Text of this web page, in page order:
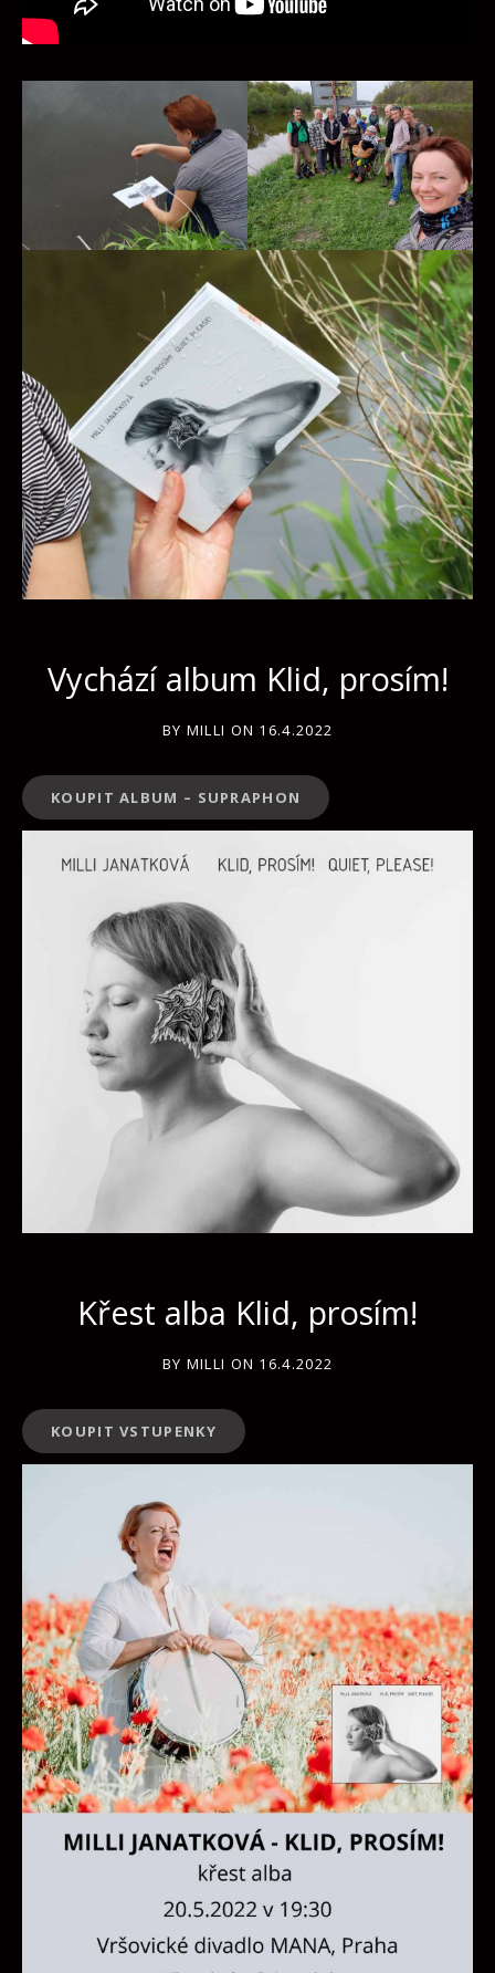
Vychází album Klid, prosím!
BY MILLI ON 16.4.2022
KOUPIT ALBUM – SUPRAPHON
Křest alba Klid, prosím!
BY MILLI ON 16.4.2022
KOUPIT VSTUPENKY